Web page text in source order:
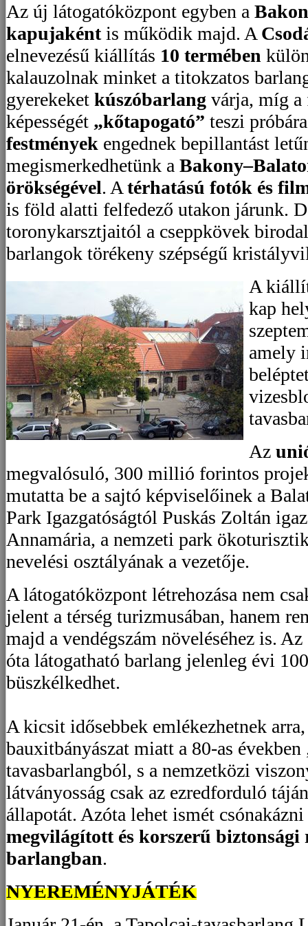
Az új látogatóközpont egyben a
kapujakéntis működik majd. A
elnevezésű kiállítás 10 termében
kalauzolnak minket a titokzatos
gyerekeket kúszóbarlang várja, míg a
képességét „kőtapogató” teszi
festmények engednek bepillantást
megismerkedhetünk a
örökségével. Atérhatású fotók és
is föld alatti felfedező utakon járunk.
toronykarsztjaitól a cseppkövek
barlangok törékeny szépségű
A
kap
amely
Az
megvalósuló, 300 millió forintos
mutatta be a sajtó képviselőinek a
Park Igazgatóságtól Puskás Zoltán
Annamária, a nemzeti park
nevelési osztályának a vezetője.
A látogatóközpont létrehozása nem
jelent a térség turizmusában, hanem
majd a vendégszám növeléséhez is.
óta látogatható barlang jelenleg évi
büszkélkedhet.
A kicsit idősebbek emlékezhetnek
bauxitbányászat miatt a 80-as
tavasbarlangból, s a nemzetközi
látványosság csak az ezredforduló
állapotát. Azóta lehet ismét
megvilágított és korszerű biztonsági
barlangban.
NYEREMÉNYJÁTÉK